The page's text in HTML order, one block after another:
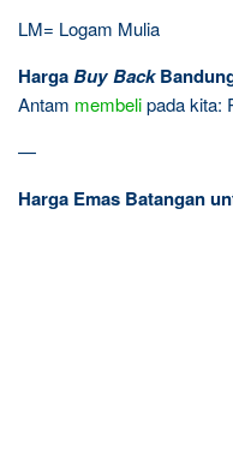
LM= Logam Mulia
HargaBuy Back
Antam membelipada kita:
—
Harga Emas Batangan